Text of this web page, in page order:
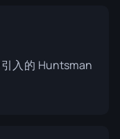
入的 Huntsman